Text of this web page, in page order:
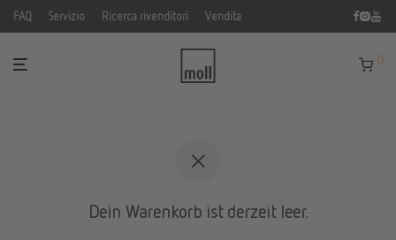
FAQ Servizio Ricerca rivenditori Vendita
0
Dein Warenkorb ist derzeit leer.